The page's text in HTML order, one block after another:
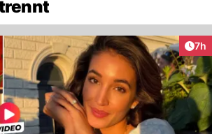
7h